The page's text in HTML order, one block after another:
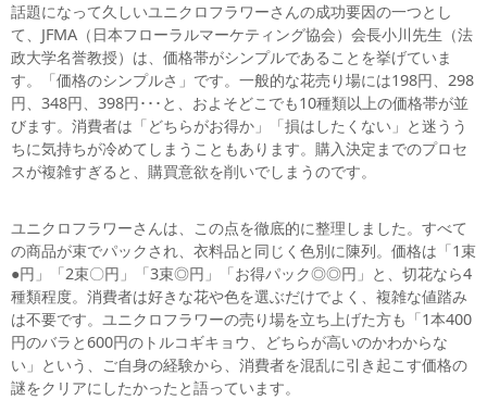
話題になって久しいユニクロフラワーさんの成功要因の一つとし
て、JFMA（日本フローラルマーケティング協会）会長小川先生（法
政大学名誉教授）は、価格帯がシンプルであることを挙げていま
す。「価格のシンプルさ」です。一般的な花売り場には198円、298
円、348円、398円･･･と、およそどこでも10種類以上の価格帯が並
びます。消費者は「どちらがお得か」「損はしたくない」と迷うう
ちに気持ちが冷めてしまうこともあります。購入決定までのプロセ
スが複雑すぎると、購買意欲を削いでしまうのです。
ユニクロフラワーさんは、この点を徹底的に整理しました。すべて
の商品が束でパックされ、衣料品と同じく色別に陳列。価格は「1束
●円」「2束〇円」「3束◎円」「お得パック◎◎円」と、切花なら4
種類程度。消費者は好きな花や色を選ぶだけでよく、複雑な値踏み
は不要です。ユニクロフラワーの売り場を立ち上げた方も「1本400
円のバラと600円のトルコギキョウ、どちらが高いのかわからな
い」という、ご自身の経験から、消費者を混乱に引き起こす価格の
謎をクリアにしたかったと語っています。